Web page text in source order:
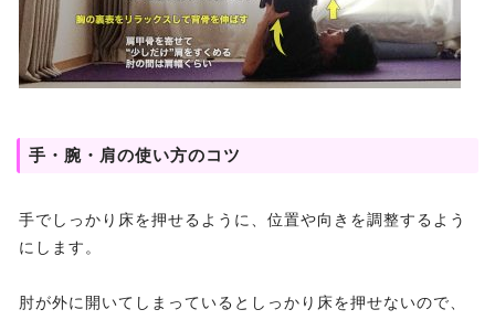
手・腕・肩の使い方のコツ
手でしっかり床を押せるように、位置や向きを調整するよう
にします。
肘が外に開いてしまっているとしっかり床を押せないので、